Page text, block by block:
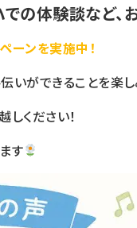
の体験談など、
ーンを実施中！
いができることを楽
ください！
す